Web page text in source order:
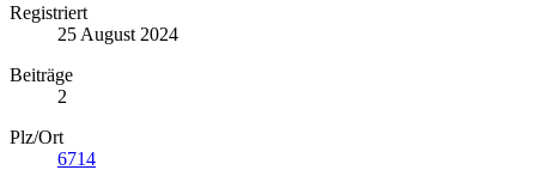
Registriert
25 August 2024
Beiträge
2
Plz/Ort
6714